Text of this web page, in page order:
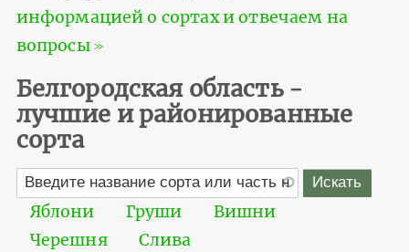
информацией о сортах и отвечаем на
вопросы ≫
Белгородская область -
лучшие и районированные
сорта
Яблони Груши
Вишни
Черешня
Слива